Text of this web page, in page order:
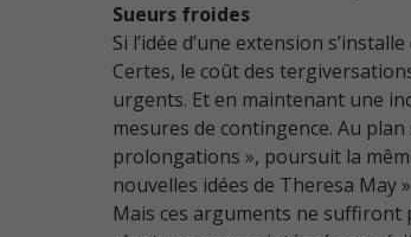
Sueurs froides
Si l’idée d’une extension
Certes, le coût des
urgents. Et en maintenant une
mesures de contingence. Au
prolongations », poursuit la
nouvelles idées de Theresa May »
Mais ces arguments ne suffiront